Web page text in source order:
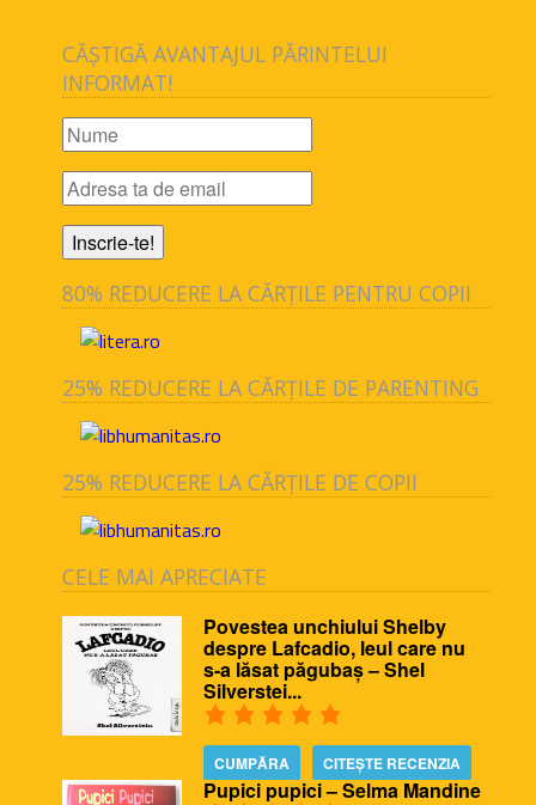
CĂȘTIGĂ AVANTAJUL PĂRINTELUI
INFORMAT!
80% REDUCERE LA CĂRȚILE PENTRU COPII
25% REDUCERE LA CĂRȚILE DE PARENTING
25% REDUCERE LA CĂRȚILE DE COPII
CELE MAI APRECIATE
Povestea unchiului Shelby
despre Lafcadio, leul care nu
s-a lăsat păgubaș – Shel
Silverstei...
CUMPĂRA CITEȘTE RECENZIA
Pupici pupici – Selma Mandine